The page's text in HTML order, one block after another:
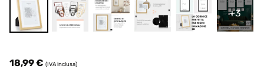
+3
18,99 € (IVA inclusa)